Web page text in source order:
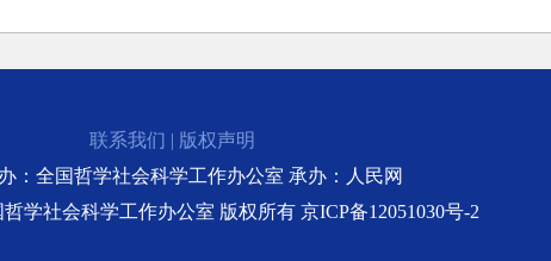
联系我们 | 版权声明
：全国哲学社会科学工作办公室 承办：人民网
哲学社会科学工作办公室 版权所有 京ICP备12051030号-2